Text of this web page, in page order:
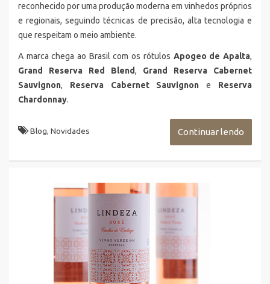
reconhecido por uma produção moderna em vinhedos próprios
e regionais, seguindo técnicas de precisão, alta tecnologia e
que respeitam o meio ambiente.
A marca chega ao Brasil com os rótulos Apogeo de Apalta,
Grand Reserva Red Blend, Grand Reserva Cabernet
Sauvignon, Reserva Cabernet Sauvignon e Reserva
Chardonnay.
Continuar lendo
Blog, Novidades